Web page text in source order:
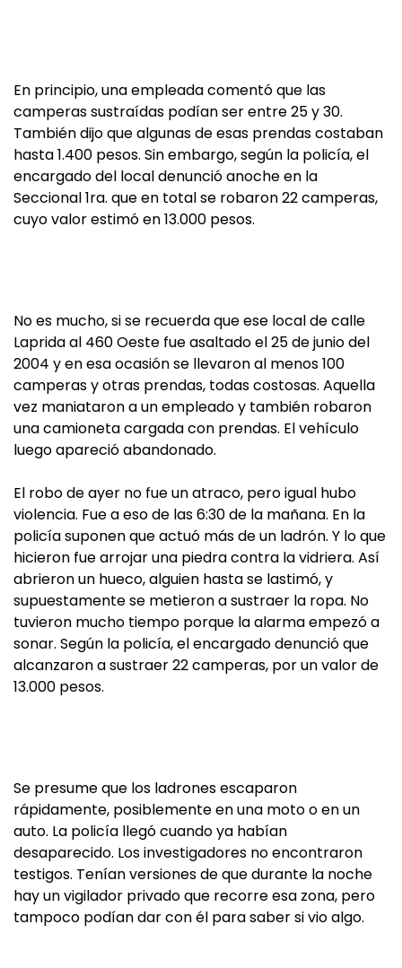
En principio, una empleada comentó que las
camperas sustraídas podían ser entre 25 y 30.
También dijo que algunas de esas prendas costaban
hasta 1.400 pesos. Sin embargo, según la policía, el
encargado del local denunció anoche en la
Seccional 1ra. que en total se robaron 22 camperas,
cuyo valor estimó en 13.000 pesos.
No es mucho, si se recuerda que ese local de calle
Laprida al 460 Oeste fue asaltado el 25 de junio del
2004 y en esa ocasión se llevaron al menos 100
camperas y otras prendas, todas costosas. Aquella
vez maniataron a un empleado y también robaron
una camioneta cargada con prendas. El vehículo
luego apareció abandonado.
El robo de ayer no fue un atraco, pero igual hubo
violencia. Fue a eso de las 6:30 de la mañana. En la
policía suponen que actuó más de un ladrón. Y lo que
hicieron fue arrojar una piedra contra la vidriera. Así
abrieron un hueco, alguien hasta se lastimó, y
supuestamente se metieron a sustraer la ropa. No
tuvieron mucho tiempo porque la alarma empezó a
sonar. Según la policía, el encargado denunció que
alcanzaron a sustraer 22 camperas, por un valor de
13.000 pesos.
Se presume que los ladrones escaparon
rápidamente, posiblemente en una moto o en un
auto. La policía llegó cuando ya habían
desaparecido. Los investigadores no encontraron
testigos. Tenían versiones de que durante la noche
hay un vigilador privado que recorre esa zona, pero
tampoco podían dar con él para saber si vio algo.